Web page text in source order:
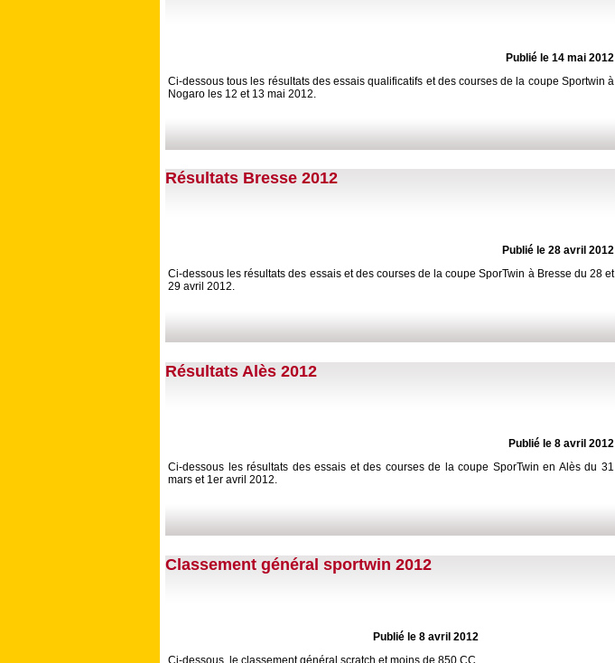
Publié le 14 mai 2012
Ci-dessous tous les résultats des essais qualificatifs et des courses de la coupe Sportwin à
Nogaro les 12 et 13 mai 2012.
Résultats Bresse 2012
Publié le 28 avril 2012
Ci-dessous les résultats des essais et des courses de la coupe SporTwin à Bresse du 28 et
29 avril 2012.
Résultats Alès 2012
Publié le 8 avril 2012
Ci-dessous les résultats des essais et des courses de la coupe SporTwin en Alès du 31
mars et 1er avril 2012.
Classement général sportwin 2012
Publié le 8 avril 2012
Ci-dessous, le classement général scratch et moins de 850 CC.